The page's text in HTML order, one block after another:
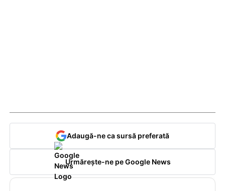
Adaugă-ne ca sursă preferată
Urmărește-ne pe Google News